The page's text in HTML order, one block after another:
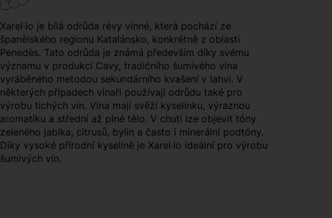
Xarel·lo je bílá odrůda révy vinné, která pochází ze
španělského regionu Katalánsko, konkrétně z oblasti
Penedès. Tato odrůda je známá především díky svému
významu v produkci Cavy, tradičního šumivého vína
vyráběného metodou sekundárního kvašení v lahvi. V
některých případech vinaři používají odrůdu také pro
výrobu tichých vín. Vína mají svěží kyselinku, výraznou
aromatiku a střední až plné tělo. V chuti lze objevit tóny
zeleného jablka, citrusů, bylin a často i minerální podtóny.
Díky vysoké přírodní kyselině je Xarel·lo ideální pro výrobu
šumivých vín.